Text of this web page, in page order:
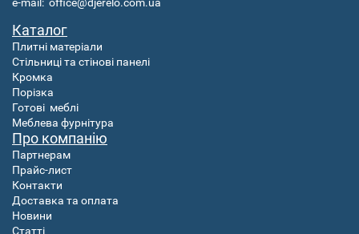
Каталог
Плитні матеріали
Стільниці та стінові панелі
Кромка
Порізка
Готові меблі
Меблева фурнітура
Про компанію
Партнерам
Прайс-лист
Контакти
Доставка та оплата
Новини
Статті